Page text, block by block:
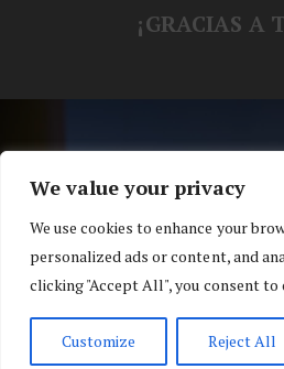
We value your privacy
We use cookies to enhance your
personalized ads or content, and
clicking "Accept All", you consent to
Customize Reject All
¡GRACIAS A
® Blog personal de
Koko |Política de
Top